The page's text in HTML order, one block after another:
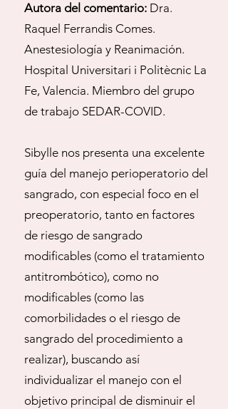
Autora del comentario: Dra.
Raquel Ferrandis Comes.
Anestesiología y Reanimación.
Hospital Universitari i Politècnic La
Fe, Valencia. Miembro del grupo
de trabajo SEDAR-COVID.
Sibylle nos presenta una excelente
guía del manejo perioperatorio del
sangrado, con especial foco en el
preoperatorio, tanto en factores
de riesgo de sangrado
modificables (como el tratamiento
antitrombótico), como no
modificables (como las
comorbilidades o el riesgo de
sangrado del procedimiento a
realizar), buscando así
individualizar el manejo con el
objetivo principal de disminuir el